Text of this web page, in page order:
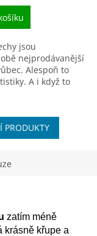
jsou
nejprodávanější
Alespoň to
A i když to
na tom, že...
PRODUKTY
zatím méně
krásně křupe a